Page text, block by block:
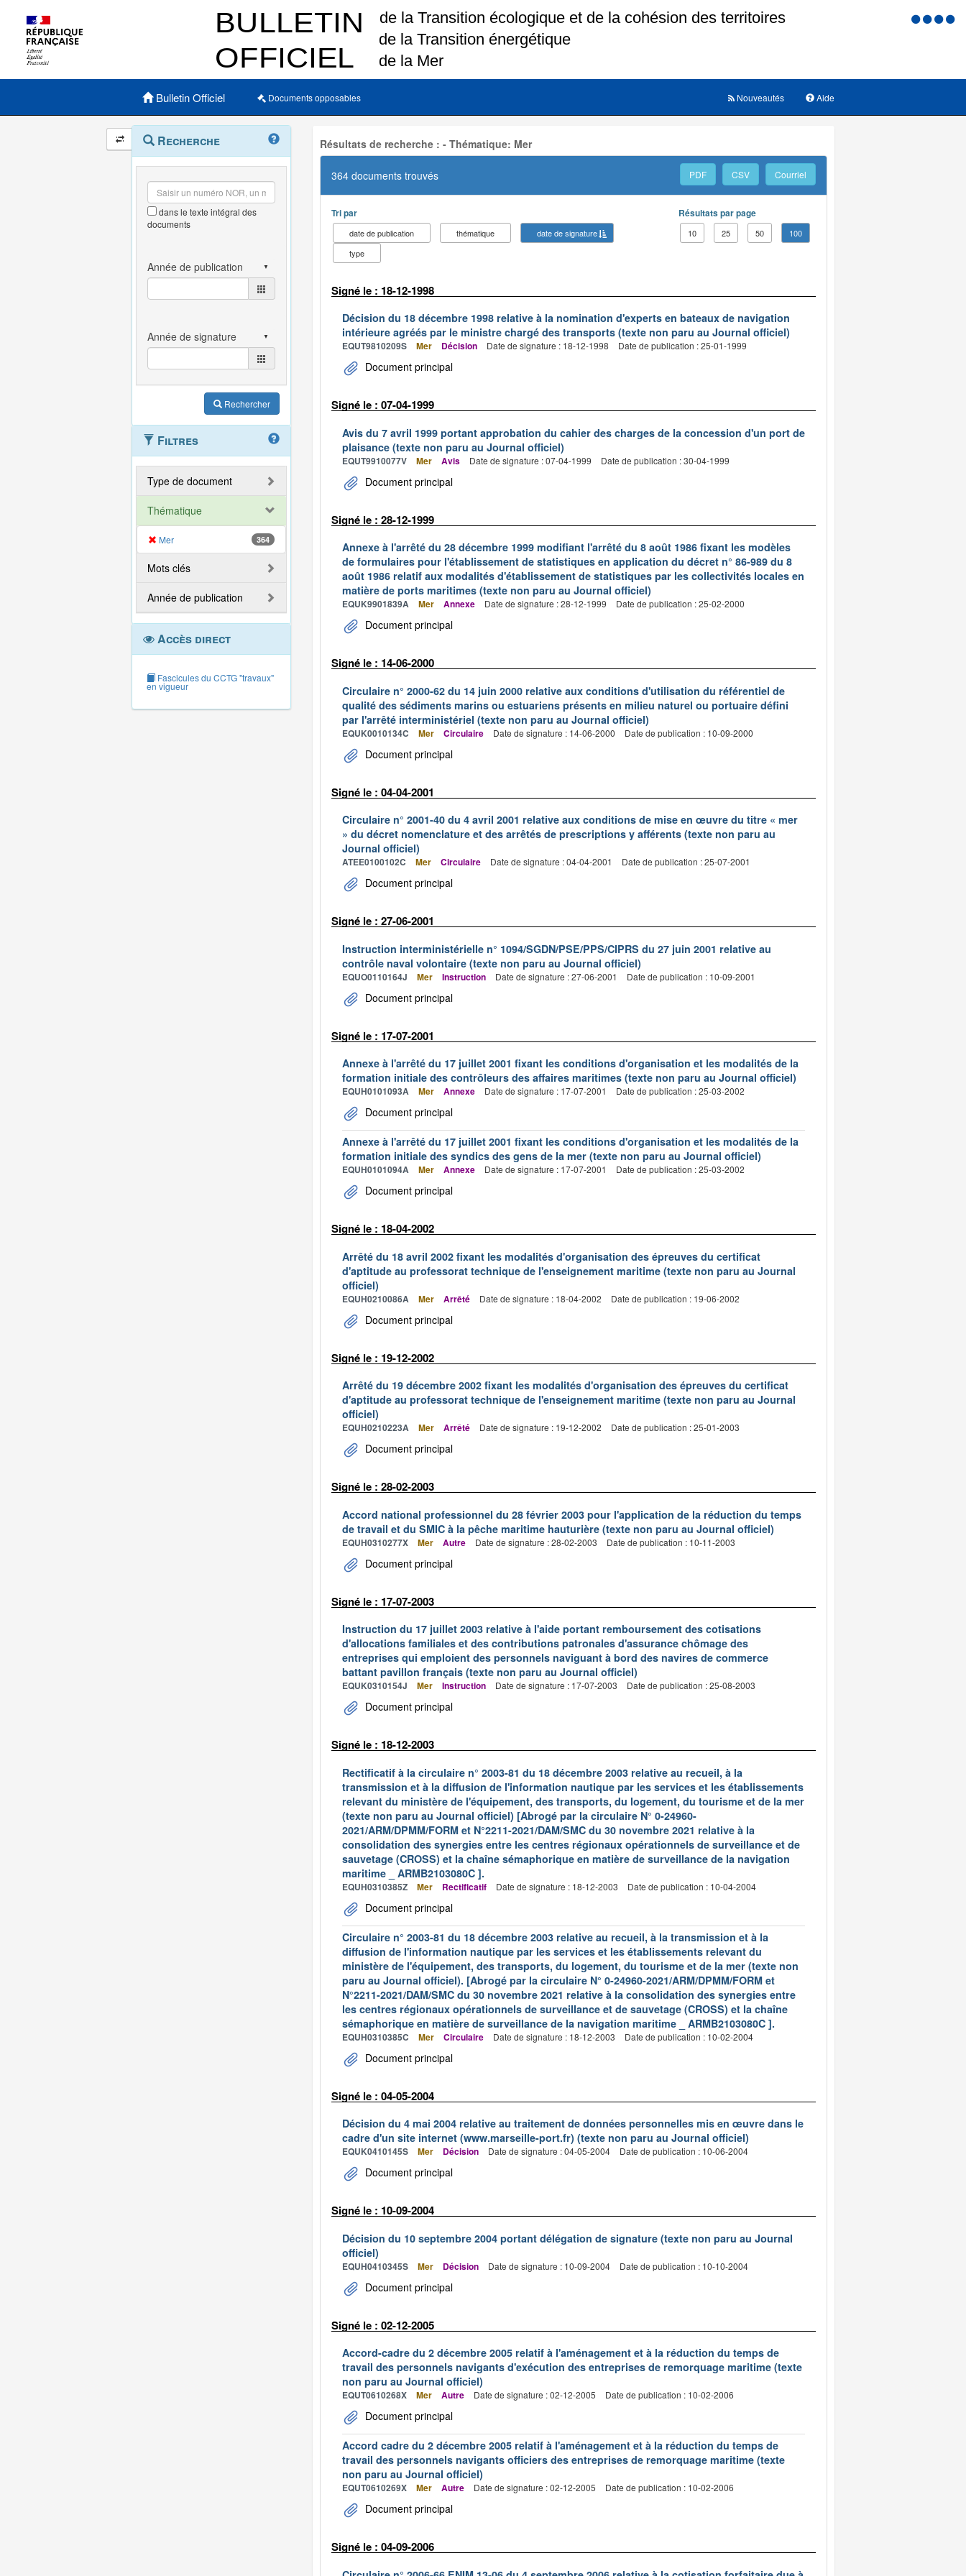
Menu
Menu principal
Bulletin Officiel Documents opposables Aide
Nouveautés
Navigation
et
outils
annexes
Menu
contextuel
Recherche
dans le texte intégral des
documents
Rechercher
Filtres
Type de document
Thématique
Mer 364
Mots clés
Année de publication
Accès direct
Fascicules du CCTG "travaux"
en vigueur
Résultats de recherche : - Thématique: Mer
364 documents trouvés PDF CSV Courriel
Tri par
date de publication thématique
date de signature
type
Résultats par page
10 25 50 100
Signé le : 18-12-1998
Décision du 18 décembre 1998 relative à la nomination d'experts en bateaux de navigation
intérieure agréés par le ministre chargé des transports (texte non paru au Journal officiel)
EQUT9810209S Mer Décision Date de signature : 18-12-1998 Date de publication : 25-01-1999
Document principal
Signé le : 07-04-1999
Avis du 7 avril 1999 portant approbation du cahier des charges de la concession d'un port de
plaisance (texte non paru au Journal officiel)
EQUT9910077V Mer Avis Date de signature : 07-04-1999 Date de publication : 30-04-1999
Document principal
Signé le : 28-12-1999
Annexe à l'arrêté du 28 décembre 1999 modifiant l'arrêté du 8 août 1986 fixant les modèles
de formulaires pour l'établissement de statistiques en application du décret n° 86-989 du 8
août 1986 relatif aux modalités d'établissement de statistiques par les collectivités locales en
matière de ports maritimes (texte non paru au Journal officiel)
EQUK9901839A Mer Annexe Date de signature : 28-12-1999 Date de publication : 25-02-2000
Document principal
Signé le : 14-06-2000
Circulaire n° 2000-62 du 14 juin 2000 relative aux conditions d'utilisation du référentiel de
qualité des sédiments marins ou estuariens présents en milieu naturel ou portuaire défini
par l'arrêté interministériel (texte non paru au Journal officiel)
EQUK0010134C Mer Circulaire Date de signature : 14-06-2000 Date de publication : 10-09-2000
Document principal
Signé le : 04-04-2001
Circulaire n° 2001-40 du 4 avril 2001 relative aux conditions de mise en œuvre du titre « mer
» du décret nomenclature et des arrêtés de prescriptions y afférents (texte non paru au
Journal officiel)
ATEE0100102C Mer Circulaire Date de signature : 04-04-2001 Date de publication : 25-07-2001
Document principal
Signé le : 27-06-2001
Instruction interministérielle n° 1094/SGDN/PSE/PPS/CIPRS du 27 juin 2001 relative au
contrôle naval volontaire (texte non paru au Journal officiel)
EQUO0110164J Mer Instruction Date de signature : 27-06-2001 Date de publication : 10-09-2001
Document principal
Signé le : 17-07-2001
Annexe à l'arrêté du 17 juillet 2001 fixant les conditions d'organisation et les modalités de la
formation initiale des contrôleurs des affaires maritimes (texte non paru au Journal officiel)
EQUH0101093A Mer Annexe Date de signature : 17-07-2001 Date de publication : 25-03-2002
Document principal
Annexe à l'arrêté du 17 juillet 2001 fixant les conditions d'organisation et les modalités de la
formation initiale des syndics des gens de la mer (texte non paru au Journal officiel)
EQUH0101094A Mer Annexe Date de signature : 17-07-2001 Date de publication : 25-03-2002
Document principal
Signé le : 18-04-2002
Arrêté du 18 avril 2002 fixant les modalités d'organisation des épreuves du certificat
d'aptitude au professorat technique de l'enseignement maritime (texte non paru au Journal
officiel)
EQUH0210086A Mer Arrêté Date de signature : 18-04-2002 Date de publication : 19-06-2002
Document principal
Signé le : 19-12-2002
Arrêté du 19 décembre 2002 fixant les modalités d'organisation des épreuves du certificat
d'aptitude au professorat technique de l'enseignement maritime (texte non paru au Journal
officiel)
EQUH0210223A Mer Arrêté Date de signature : 19-12-2002 Date de publication : 25-01-2003
Document principal
Signé le : 28-02-2003
Accord national professionnel du 28 février 2003 pour l'application de la réduction du temps
de travail et du SMIC à la pêche maritime hauturière (texte non paru au Journal officiel)
EQUH0310277X Mer Autre Date de signature : 28-02-2003 Date de publication : 10-11-2003
Document principal
Signé le : 17-07-2003
Instruction du 17 juillet 2003 relative à l'aide portant remboursement des cotisations
d'allocations familiales et des contributions patronales d'assurance chômage des
entreprises qui emploient des personnels naviguant à bord des navires de commerce
battant pavillon français (texte non paru au Journal officiel)
EQUK0310154J Mer Instruction Date de signature : 17-07-2003 Date de publication : 25-08-2003
Document principal
Signé le : 18-12-2003
Rectificatif à la circulaire n° 2003-81 du 18 décembre 2003 relative au recueil, à la
transmission et à la diffusion de l'information nautique par les services et les établissements
relevant du ministère de l'équipement, des transports, du logement, du tourisme et de la mer
(texte non paru au Journal officiel) [Abrogé par la circulaire N° 0-24960-
2021/ARM/DPMM/FORM et N°2211-2021/DAM/SMC du 30 novembre 2021 relative à la
consolidation des synergies entre les centres régionaux opérationnels de surveillance et de
sauvetage (CROSS) et la chaîne sémaphorique en matière de surveillance de la navigation
maritime _ ARMB2103080C ].
EQUH0310385Z Mer Rectificatif Date de signature : 18-12-2003 Date de publication : 10-04-2004
Document principal
Circulaire n° 2003-81 du 18 décembre 2003 relative au recueil, à la transmission et à la
diffusion de l'information nautique par les services et les établissements relevant du
ministère de l'équipement, des transports, du logement, du tourisme et de la mer (texte non
paru au Journal officiel). [Abrogé par la circulaire N° 0-24960-2021/ARM/DPMM/FORM et
N°2211-2021/DAM/SMC du 30 novembre 2021 relative à la consolidation des synergies entre
les centres régionaux opérationnels de surveillance et de sauvetage (CROSS) et la chaîne
sémaphorique en matière de surveillance de la navigation maritime _ ARMB2103080C ].
EQUH0310385C Mer Circulaire Date de signature : 18-12-2003 Date de publication : 10-02-2004
Document principal
Signé le : 04-05-2004
Décision du 4 mai 2004 relative au traitement de données personnelles mis en œuvre dans le
cadre d'un site internet (www.marseille-port.fr) (texte non paru au Journal officiel)
EQUK0410145S Mer Décision Date de signature : 04-05-2004 Date de publication : 10-06-2004
Document principal
Signé le : 10-09-2004
Décision du 10 septembre 2004 portant délégation de signature (texte non paru au Journal
officiel)
EQUH0410345S Mer Décision Date de signature : 10-09-2004 Date de publication : 10-10-2004
Document principal
Signé le : 02-12-2005
Accord-cadre du 2 décembre 2005 relatif à l'aménagement et à la réduction du temps de
travail des personnels navigants d'exécution des entreprises de remorquage maritime (texte
non paru au Journal officiel)
EQUT0610268X Mer Autre Date de signature : 02-12-2005 Date de publication : 10-02-2006
Document principal
Accord cadre du 2 décembre 2005 relatif à l'aménagement et à la réduction du temps de
travail des personnels navigants officiers des entreprises de remorquage maritime (texte
non paru au Journal officiel)
EQUT0610269X Mer Autre Date de signature : 02-12-2005 Date de publication : 10-02-2006
Document principal
Signé le : 04-09-2006